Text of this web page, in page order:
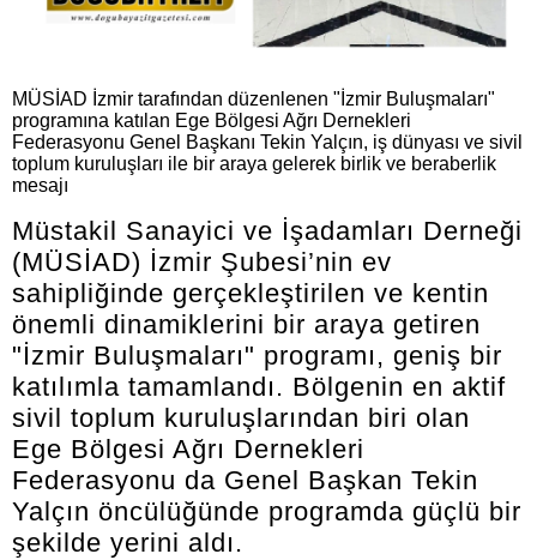
MÜSİAD İzmir tarafından düzenlenen "İzmir Buluşmaları"
programına katılan Ege Bölgesi Ağrı Dernekleri
Federasyonu Genel Başkanı Tekin Yalçın, iş dünyası ve sivil
toplum kuruluşları ile bir araya gelerek birlik ve beraberlik
mesajı
Müstakil Sanayici ve İşadamları Derneği
(MÜSİAD) İzmir Şubesi’nin ev
sahipliğinde gerçekleştirilen ve kentin
önemli dinamiklerini bir araya getiren
"İzmir Buluşmaları" programı, geniş bir
katılımla tamamlandı. Bölgenin en aktif
sivil toplum kuruluşlarından biri olan
Ege Bölgesi Ağrı Dernekleri
Federasyonu da Genel Başkan Tekin
Yalçın öncülüğünde programda güçlü bir
şekilde yerini aldı.